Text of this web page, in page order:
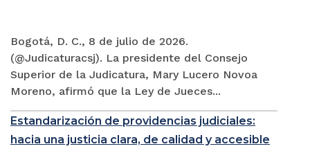
Bogotá, D. C., 8 de julio de 2026.
(@Judicaturacsj). La presidente del Consejo
Superior de la Judicatura, Mary Lucero Novoa
Moreno, afirmó que la Ley de Jueces...
Estandarización de providencias judiciales:
hacia una justicia clara, de calidad y accesible